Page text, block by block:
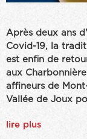
Après deux ans
Covid-19, la
est enfin de
aux
affineurs de
Vallée de Joux
lire plus